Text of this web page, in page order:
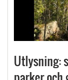
Utlysning: